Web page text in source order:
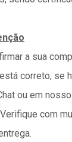
a sua
correto, se
ou em
com